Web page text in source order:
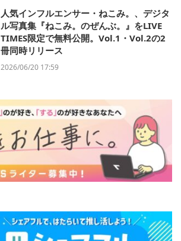
人気インフルエンサー・ねこみ。、デジタ
ル写真集『ねこみ。のぜんぶ。』をLIVE
TIMES限定で無料公開。Vol.1・Vol.2の2
冊同時リリース
2026/06/20 17:59